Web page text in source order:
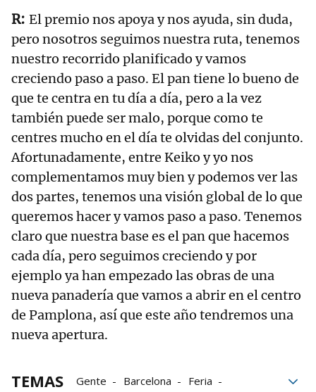
El premio nos apoya y nos ayuda, sin duda,
pero nosotros seguimos nuestra ruta, tenemos
nuestro recorrido planificado y vamos
creciendo paso a paso. El pan tiene lo bueno de
que te centra en tu día a día, pero a la vez
también puede ser malo, porque como te
centres mucho en el día te olvidas del conjunto.
Afortunadamente, entre Keiko y yo nos
complementamos muy bien y podemos ver las
dos partes, tenemos una visión global de lo que
queremos hacer y vamos paso a paso. Tenemos
claro que nuestra base es el pan que hacemos
cada día, pero seguimos creciendo y por
ejemplo ya han empezado las obras de una
nueva panadería que vamos a abrir en el centro
de Pamplona, así que este año tendremos una
nueva apertura.
TEMAS Gente Barcelona
Feria